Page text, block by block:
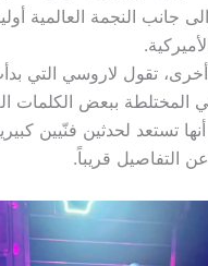
جانب النجمة العالمية
تقول لاروسي التي بدأت
المختلطة ببعض الكلمات
التفاصيل قريباً.